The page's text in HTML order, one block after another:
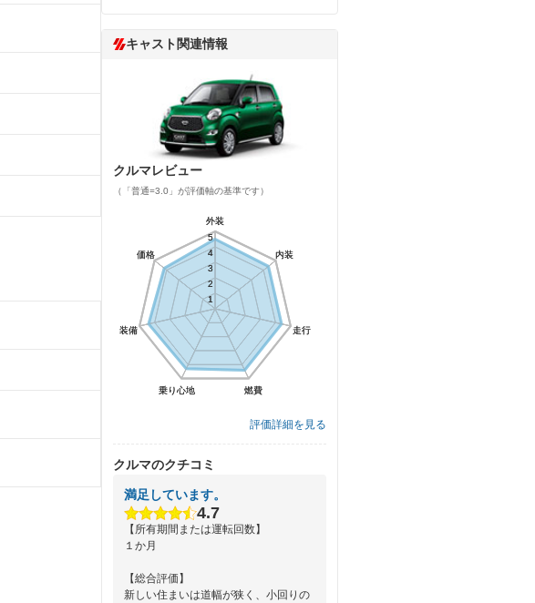
キャスト関連情報
クルマレビュー
（「普通=3.0」が評価軸の基準です）
外装
内装
走行
燃費
乗り心地
装備
価格
1
2
3
4
5
外装
内装
走行
燃費
乗り心地
装備
価格
1
2
3
4
5
評価詳細を見る
クルマのクチコミ
満足しています。
4.7
【所有期間または運転回数】
１か月
【総合評価】
新しい住まいは道幅が狭く、小回りの